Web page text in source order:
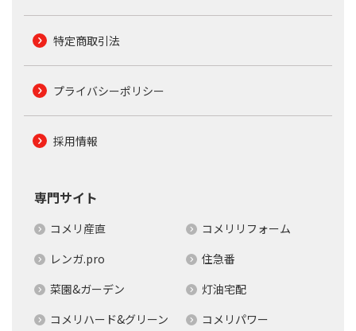
特定商取引法
プライバシーポリシー
採用情報
専門サイト
コメリ産直
コメリリフォーム
レンガ.pro
住急番
菜園&ガーデン
灯油宅配
コメリハード&グリーン
コメリパワー